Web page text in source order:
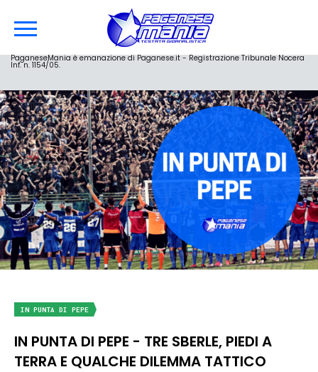
PaganeseMania è emanazione di Paganese.it - Registrazione Tribunale Nocera
Inf. n. 1154/05.
IN PUNTA DI PEPE
IN PUNTA DI PEPE - TRE SBERLE, PIEDI A
TERRA E QUALCHE DILEMMA TATTICO